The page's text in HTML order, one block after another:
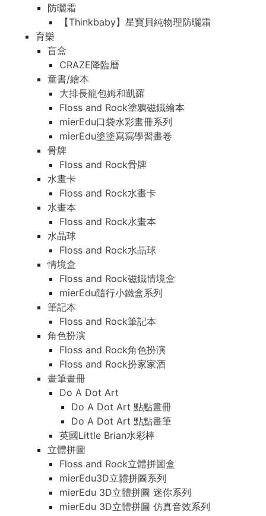
防曬霜
【Thinkbaby】星寶貝純物理防曬霜
育樂
盲盒
CRAZE降臨曆
童書/繪本
大排長龍包姆和凱羅
Floss and Rock塗鴉磁鐵繪本
mierEdu口袋水彩畫冊系列
mierEdu塗塗寫寫學習畫卷
骨牌
Floss and Rock骨牌
水畫卡
Floss and Rock水畫卡
水畫本
Floss and Rock水畫本
水晶球
Floss and Rock水晶球
情境盒
Floss and Rock磁鐵情境盒
mierEdu隨行小鐵盒系列
筆記本
Floss and Rock筆記本
角色扮演
Floss and Rock角色扮演
Floss and Rock扮家家酒
畫筆畫冊
Do A Dot Art
Do A Dot Art 點點畫冊
Do A Dot Art 點點畫筆
英國Little Brian水彩棒
立體拼圖
Floss and Rock立體拼圖盒
mierEdu3D立體拼圖系列
mierEdu 3D立體拼圖 迷你系列
mierEdu 3D立體拼圖 仿真音效系列